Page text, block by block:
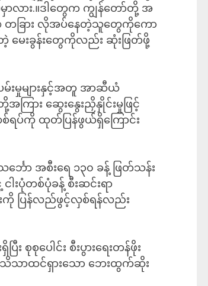
လား.။ဒါတွေက ကျွန်တော်တို့ အ
တခြား လိုအပ်နေတဲ့သူတွေကိုကော
းခွန်းတွေကိုလည်း ဆုံးဖြတ်ဖို့
မ်းမှုများနှင့်အတူ အာဆီယံ
ကြား ဆွေးနွေးညှိနှိုင်းမှုဖြင့်
ရပ်ကို ထုတ်ပြန်ဖွယ်ရှိကြောင်း
ဘော အစီးရေ ၁၃၀ ခန့် ဖြတ်သန်း
ါးပုံတစ်ပုံခန့် စီးဆင်းရာ
းကို ပြန်လည်ဖွင့်လှစ်ရန်လည်း
စုစုပေါင်း စီးပွားရေးတန်ဖိုး
သိသာထင်ရှားသော ဘေးထွက်ဆိုး